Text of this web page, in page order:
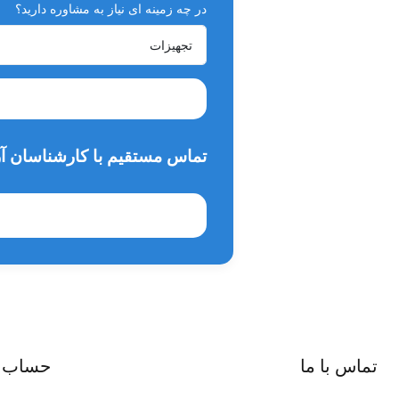
تابش نور آبی و بنفش به صورت متمرکز با کاهش 55.87 درصدی زاویه نور
در چه زمینه ای نیاز به مشاوره دارید؟
تماس مستقیم با کارشناسان
تماس با ما